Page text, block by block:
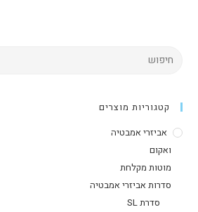
קטגוריות מוצרים
אביזרי אמבטיה
ואקום
מוטות מקלחת
סדרות אביזרי אמבטיה
סדרת SL